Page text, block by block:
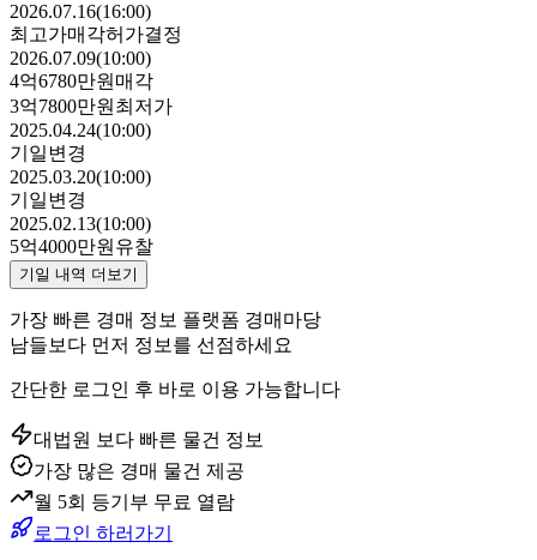
2026.07.16(16:00)
최고가매각허가결정
2026.07.09(10:00)
4억6780만원 매각
3억7800만원 최저가
2025.04.24(10:00)
기일변경
2025.03.20(10:00)
기일변경
2025.02.13(10:00)
5억4000만원 유찰
기일 내역 더보기
가장 빠른 경매 정보 플랫폼 경매마당
남들보다 먼저 정보를 선점하세요
간단한 로그인 후 바로 이용 가능합니다
대법원 보다 빠른 물건 정보
가장 많은 경매 물건 제공
월 5회 등기부 무료 열람
로그인 하러가기